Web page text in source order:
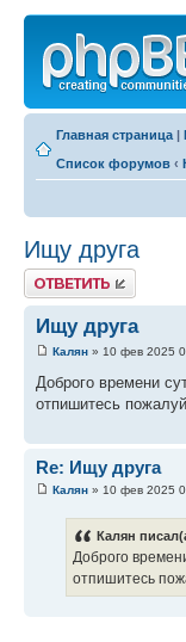
Главная страница |
Список форумов ‹
Ищу друга
Ответить
Ищу друга
Калян » 10 фев 2025
Доброго времени
отпишитесь
Re: Ищу друга
Калян » 10 фев 2025
Калян
Доброго
отпишитесь